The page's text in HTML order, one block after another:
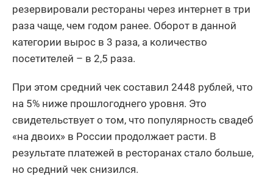
резервировали рестораны через интернет в три
раза чаще, чем годом ранее. Оборот в данной
категории вырос в 3 раза, а количество
посетителей – в 2,5 раза.
При этом средний чек составил 2448 рублей, что
на 5% ниже прошлогоднего уровня. Это
свидетельствует о том, что популярность свадеб
«на двоих» в России продолжает расти. В
результате платежей в ресторанах стало больше,
но средний чек снизился.